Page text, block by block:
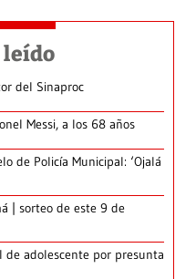
leído
del Sinaproc
Messi, a los 68 años
de Policía Municipal: ‘Ojalá
| sorteo de este 9 de
de adolescente por presunta